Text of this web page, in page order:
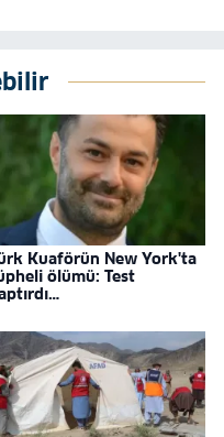
Kuaförün New York'ta
ölümü: Test